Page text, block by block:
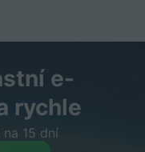
e-
rychle
15 dní